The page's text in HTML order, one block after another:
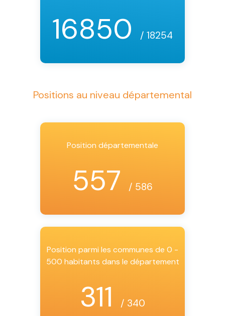
16850 / 18254
Positions au niveau départemental
Position départementale
557 / 586
Position parmi les communes de 0 -
500 habitants dans le département
311 / 340